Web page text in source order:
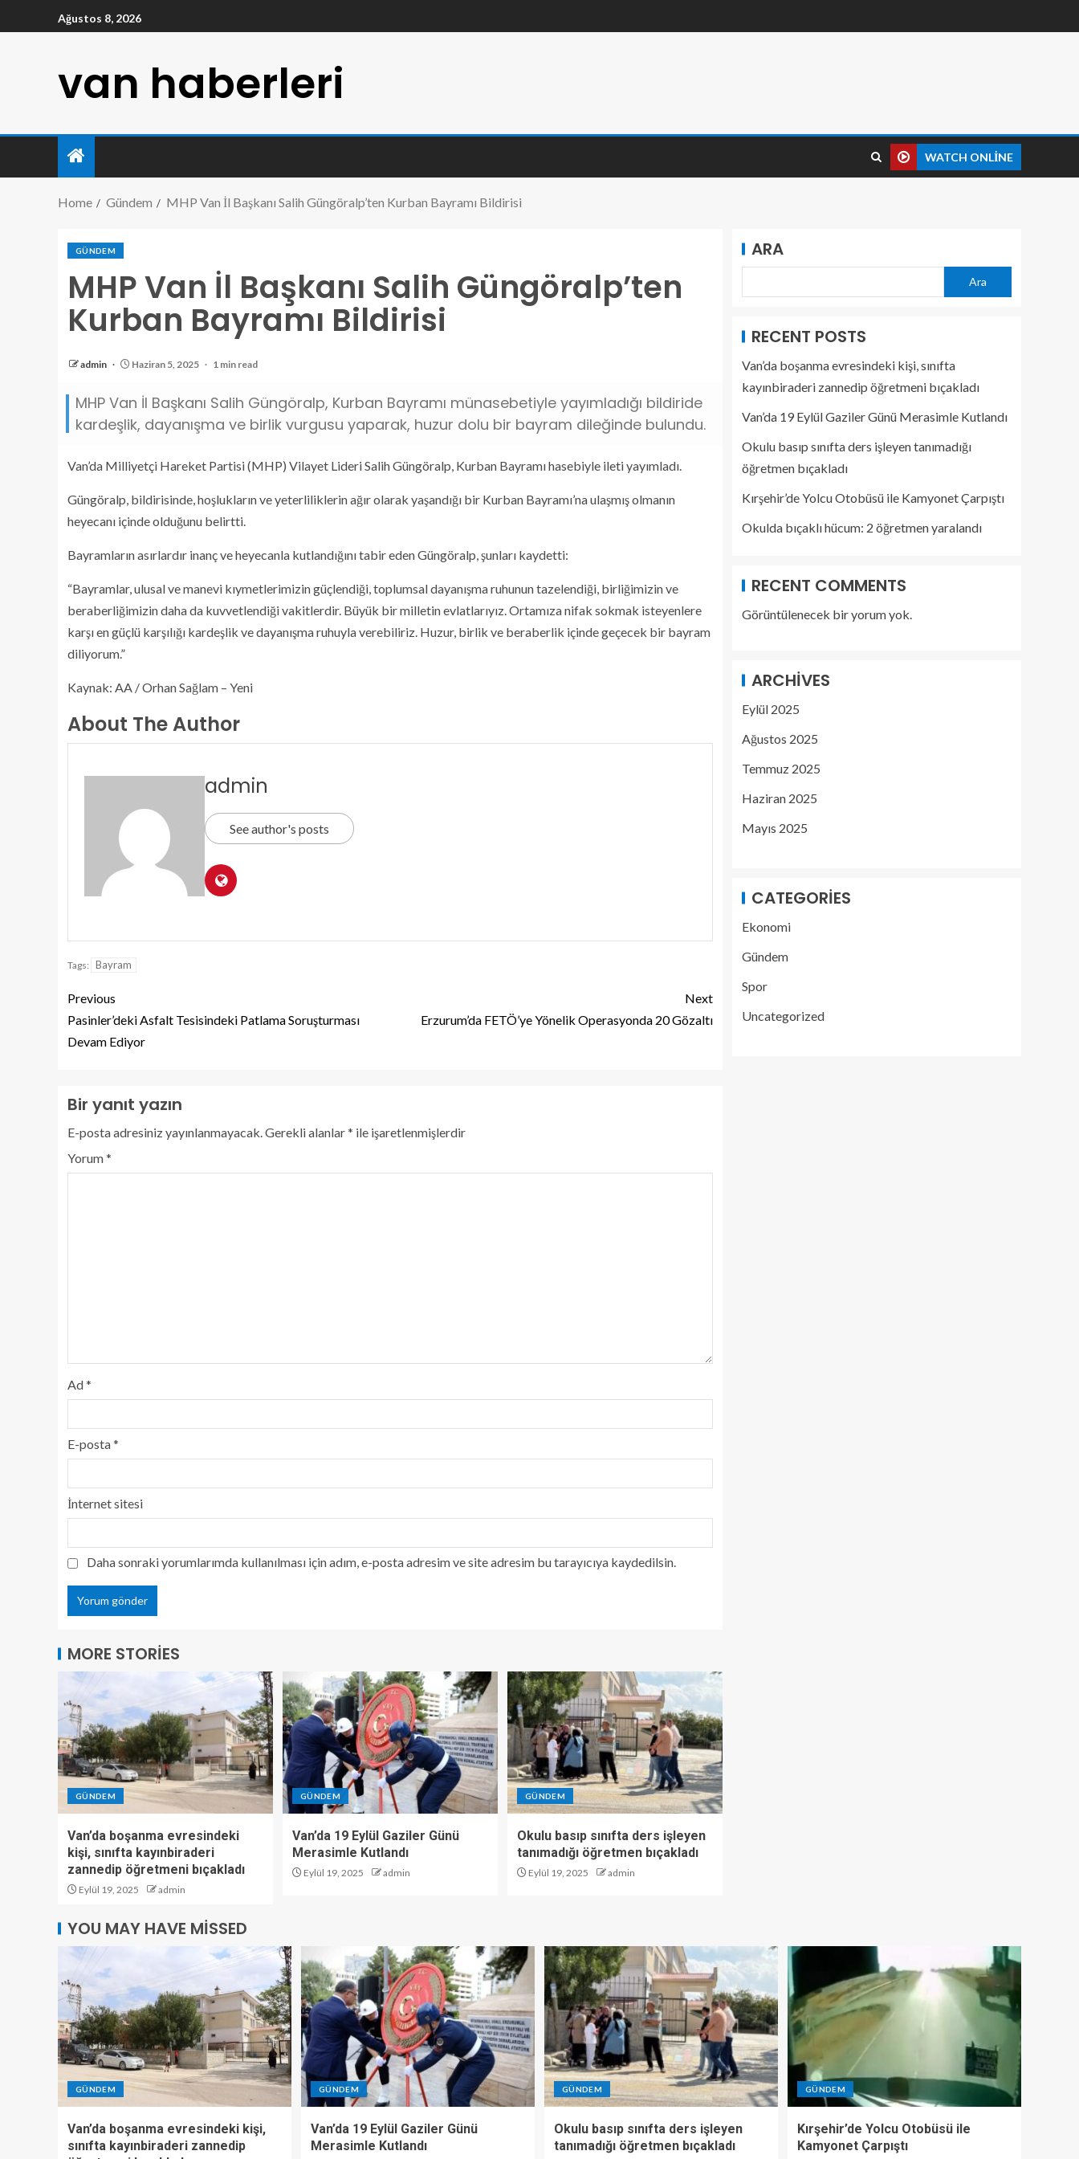
Ağustos 8, 2026
van haberleri
WATCH ONLINE
Home Gündem MHP Van İl Başkanı Salih Güngöralp’ten Kurban Bayramı Bildirisi
GÜNDEM
MHP Van İl Başkanı Salih Güngöralp’ten
Kurban Bayramı Bildirisi
admin Haziran 5, 2025 1 min read
MHP Van İl Başkanı Salih Güngöralp, Kurban Bayramı münasebetiyle yayımladığı bildiride
kardeşlik, dayanışma ve birlik vurgusu yaparak, huzur dolu bir bayram dileğinde bulundu.
Van’da Milliyetçi Hareket Partisi (MHP) Vilayet Lideri Salih Güngöralp, Kurban Bayramı hasebiyle ileti yayımladı.
Güngöralp, bildirisinde, hoşlukların ve yeterliliklerin ağır olarak yaşandığı bir Kurban Bayramı’na ulaşmış olmanın
heyecanı içinde olduğunu belirtti.
Bayramların asırlardır inanç ve heyecanla kutlandığını tabir eden Güngöralp, şunları kaydetti:
“Bayramlar, ulusal ve manevi kıymetlerimizin güçlendiği, toplumsal dayanışma ruhunun tazelendiği, birliğimizin ve
beraberliğimizin daha da kuvvetlendiği vakitlerdir. Büyük bir milletin evlatlarıyız. Ortamıza nifak sokmak isteyenlere
karşı en güçlü karşılığı kardeşlik ve dayanışma ruhuyla verebiliriz. Huzur, birlik ve beraberlik içinde geçecek bir bayram
diliyorum.”
Kaynak: AA / Orhan Sağlam – Yeni
About The Author
admin
See author's posts
Tags: Bayram
Previous
Pasinler’deki Asfalt Tesisindeki Patlama Soruşturması
Devam Ediyor
Next
Erzurum’da FETÖ’ye Yönelik Operasyonda 20 Gözaltı
Bir yanıt yazın
E-posta adresiniz yayınlanmayacak.Gerekli alanlar* ile işaretlenmişlerdir
Yorum*
Ad*
E-posta*
İnternet sitesi
Daha sonraki yorumlarımda kullanılması için adım, e-posta adresim ve site adresim bu tarayıcıya kaydedilsin.
MORE STORIES
GÜNDEM
Van’da boşanma evresindeki
kişi, sınıfta kayınbiraderi
zannedip öğretmeni bıçakladı
Eylül 19, 2025 admin
GÜNDEM
Van’da 19 Eylül Gaziler Günü
Merasimle Kutlandı
Eylül 19, 2025 admin
GÜNDEM
Okulu basıp sınıfta ders işleyen
tanımadığı öğretmen bıçakladı
Eylül 19, 2025 admin
ARA
Ara
RECENT POSTS
Van’da boşanma evresindeki kişi, sınıfta
kayınbiraderi zannedip öğretmeni bıçakladı
Van’da 19 Eylül Gaziler Günü Merasimle Kutlandı
Okulu basıp sınıfta ders işleyen tanımadığı
öğretmen bıçakladı
Kırşehir’de Yolcu Otobüsü ile Kamyonet Çarpıştı
Okulda bıçaklı hücum: 2 öğretmen yaralandı
RECENT COMMENTS
Görüntülenecek bir yorum yok.
ARCHIVES
Eylül 2025
Ağustos 2025
Temmuz 2025
Haziran 2025
Mayıs 2025
CATEGORIES
Ekonomi
Gündem
Spor
Uncategorized
YOU MAY HAVE MISSED
GÜNDEM
Van’da boşanma evresindeki kişi,
sınıfta kayınbiraderi zannedip
GÜNDEM
Van’da 19 Eylül Gaziler Günü
Merasimle Kutlandı
GÜNDEM
Okulu basıp sınıfta ders işleyen
tanımadığı öğretmen bıçakladı
GÜNDEM
Kırşehir’de Yolcu Otobüsü ile
Kamyonet Çarpıştı